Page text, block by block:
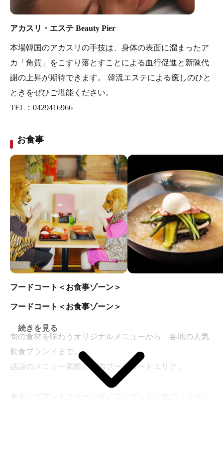
アカスリ・エステ Beauty Pier
本場韓国のアカスリの手技は、身体の表面に溜まったア
カ「角質」をこすり落とすことによる血行促進と新陳代
謝の上昇が期待できます。 韓流エステによる癒しのひと
ときをぜひご堪能ください。
TEL：0429416966
お食事
フードコート＜お食事ゾーン＞
フードコート＜お食事ゾーン＞
旬の食材を味わうオリジナルメニューから、各地の人気
飲食ブランドまで。
話題のメニュー満載の館内フードコートエリア。
続きを見る